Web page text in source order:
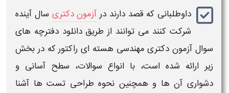
داوطلبانی که قصد دارند درآزمون دکتری سال آینده
شرکت کنند می توانند از طریقدانلود دفترچه های
سوال آزمون دکتری مهندسی هسته ای راکتور که در بخش
زیر ارائه شده است، با انواع سوالات، سطح آسانی و
دشواری آن‌ ها و همچنین نحوه طراحی تست‌ ها آشنا